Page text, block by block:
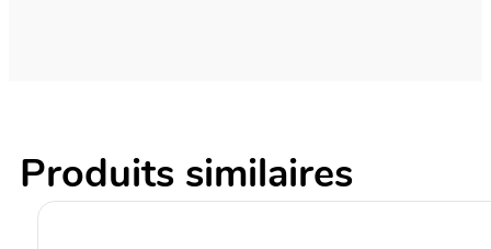
Produits similaires